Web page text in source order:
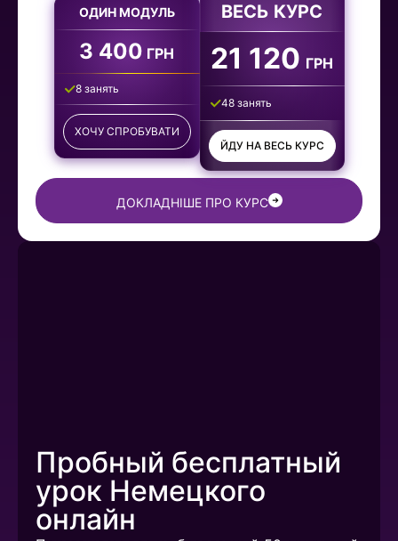
Пробный бесплатный
урок Немецкого
онлайн
ОДИН МОДУЛЬ
3 400 ГРН
8 занять
ХОЧУ СПРОБУВАТИ
ВЕСЬ КУРС
21 120 ГРН
48 занять
ЙДУ НА ВЕСЬ КУРС
ДОКЛАДНІШЕ ПРО КУРС